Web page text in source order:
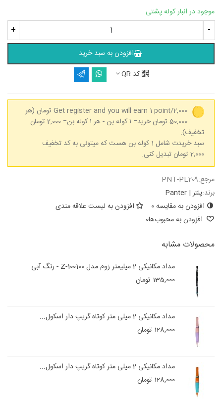
موجود در انبار کوله پشتی
-
+
افزودن به سبد خرید
کد QR
Get register and you will earn 1 point/2,000 تومان
(هر
50,000 تومان خرید= ۱ کوله بن - هر ۱ کوله بن= 2,000 تومان
تخفیف).
سبد خریدت شامل 1 کوله بن هست که میتونی به کد تخفیف
2,000 تومان تبدیل کنی.
مرجع:PNT-PL209
برند:پنتر | Panter
افزودن به مقایسه0
افزودن به لیست علاقه مندی
افزودن به محبوب‌ها0
محصولات مشابه
مداد مکانیکی 2 میلیمتر زوم مدل Z-100100 - رنگ آبی
135,000 تومان
مداد مکانیکی 2 میلی متر کوتاه گریپ دار اسکول...
128,000 تومان
مداد مکانیکی 2 میلی متر کوتاه گریپ دار اسکول...
128,000 تومان